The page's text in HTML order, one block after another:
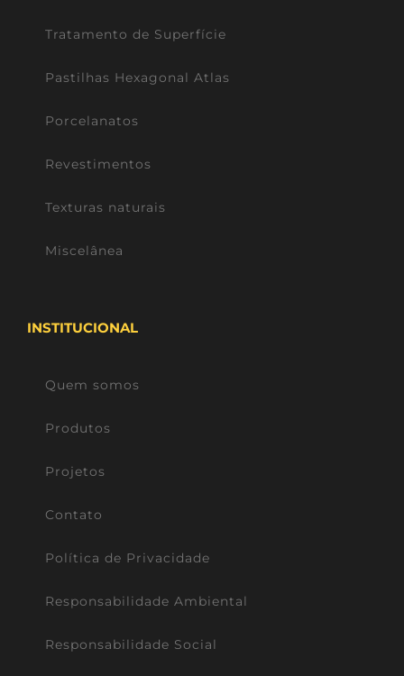
Tratamento de Superfície
Pastilhas Hexagonal Atlas
Porcelanatos
Revestimentos
Texturas naturais
Miscelânea
INSTITUCIONAL
Quem somos
Produtos
Projetos
Contato
Política de Privacidade
Responsabilidade Ambiental
Responsabilidade Social